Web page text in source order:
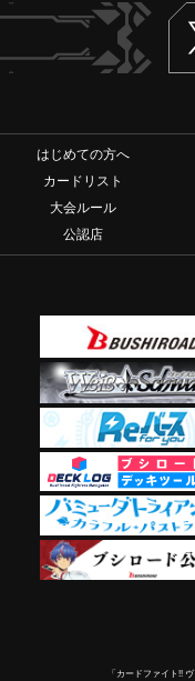
はじめての方へ
カードリスト
大会ルール
公認店
「カードファイト!!